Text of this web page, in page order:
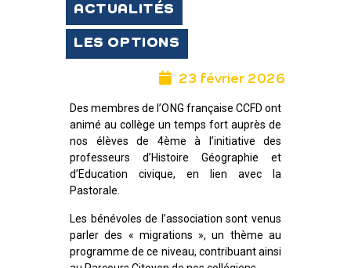
ACTUALITÉS
LES OPTIONS
23 février 2026
Des membres de l’ONG française CCFD ont
animé au collège un temps fort auprès de
nos élèves de 4ème à l’initiative des
professeurs d’Histoire Géographie et
d’Education civique, en lien avec la
Pastorale.
Les bénévoles de l’association sont venus
parler des « migrations », un thème au
programme de ce niveau, contribuant ainsi